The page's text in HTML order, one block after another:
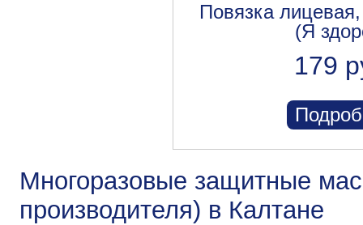
Повязка
(Я
179
Многоразовые защитные
производителя) в Калтане